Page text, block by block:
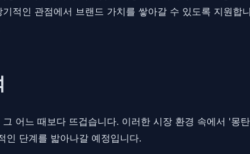
적인 관점에서 브랜드 가치를 쌓아갈 수 있도록 지원
어느 때보다 뜨겁습니다. 이러한 시장 환경 속에서 '몽
인 단계를 밟아나갈 예정입니다.